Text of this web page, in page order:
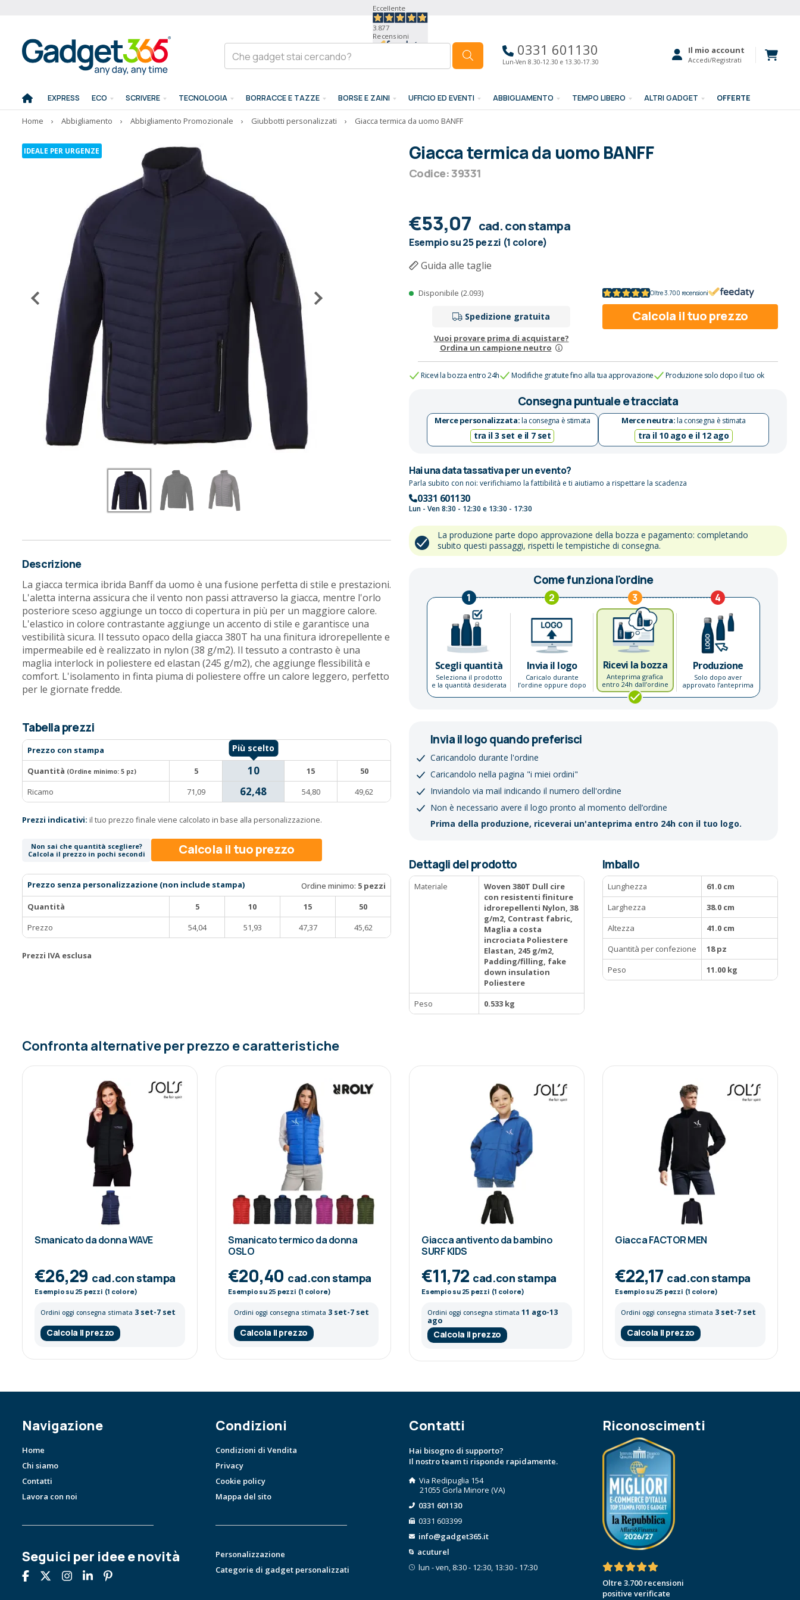
Eccellente
3.877
Recensioni
0331 601130
Lun-Ven 8.30-12.30 e 13.30-17.30
Il mio account
Accedi/Registrati
EXPRESS ECO SCRIVERE TECNOLOGIA BORRACCE E TAZZE BORSE E ZAINI UFFICIO ED EVENTI ABBIGLIAMENTO TEMPO LIBERO ALTRI GADGET OFFERTE
Home › Abbigliamento › Abbigliamento Promozionale › Giubbotti personalizzati › Giacca termica da uomo BANFF
IDEALE PER URGENZE
Descrizione
La giacca termica ibrida Banff da uomo è una fusione perfetta di stile e prestazioni.
L'aletta interna assicura che il vento non passi attraverso la giacca, mentre l'orlo
posteriore sceso aggiunge un tocco di copertura in più per un maggiore calore.
L'elastico in colore contrastante aggiunge un accento di stile e garantisce una
vestibilità sicura. Il tessuto opaco della giacca 380T ha una finitura idrorepellente e
impermeabile ed è realizzato in nylon (38 g/m2). Il tessuto a contrasto è una
maglia interlock in poliestere ed elastan (245 g/m2), che aggiunge flessibilità e
comfort. L'isolamento in finta piuma di poliestere offre un calore leggero, perfetto
per le giornate fredde.
Giacca termica da uomo BANFF
Codice: 39331
€53,07 cad. con stampa
Esempio su 25 pezzi (1 colore)
Guida alle taglie
Disponibile (2.093)
Spedizione gratuita
Vuoi provare prima di acquistare?
Ordina un campione neutro
Oltre 3.700 recensioni
Calcola il tuo prezzo
Ricevi la bozza entro 24h Modifiche gratuite fino alla tua approvazione Produzione solo dopo il tuo ok
Consegna puntuale e tracciata
Merce personalizzata:la consegna è stimata
tra il 3 set e il 7 set
Merce neutra:la consegna è stimata
tra il 10 ago e il 12 ago
Hai una data tassativa per un evento?
Parla subito con noi: verifichiamo la fattibilità e ti aiutiamo a rispettare la scadenza
0331 601130
Lun - Ven 8:30 - 12:30 e 13:30 - 17:30
La produzione parte dopo approvazione della bozza e pagamento: completando
subito questi passaggi, rispetti le tempistiche di consegna.
Come funziona l'ordine
1
Scegli quantità
Seleziona il prodotto
e la quantità desiderata
2
Invia il logo
Caricalo durante
l’ordine oppure dopo
3
Ricevi la bozza
Anteprima grafica
entro 24h dall’ordine
4
Produzione
Solo dopo aver
approvato l’anteprima
Tabella prezzi
Prezzo con stampa
Quantità (Ordine minimo: 5 pz) 5 10 15
50
Ricamo
71,09 62,48 54,80 49,62
Prezzi indicativi: il tuo prezzo finale viene calcolato in base alla personalizzazione.
Non sai che quantità scegliere?
Calcola il prezzo in pochi secondi
Calcola il tuo prezzo
Prezzo senza personalizzazione (non include stampa) Ordine minimo: 5 pezzi
Quantità
5 10 15
50
Prezzo
54,04 51,93 47,37 45,62
Prezzi IVA esclusa
Invia il logo quando preferisci
Caricandolo durante l'ordine
Caricandolo nella pagina "i miei ordini"
Inviandolo via mail indicando il numero dell'ordine
Non è necessario avere il logo pronto al momento dell’ordine
Prima della produzione, riceverai un'anteprima entro 24h con il tuo logo.
Dettagli del prodotto
Materiale
Woven 380T Dull cire
con resistenti finiture
idrorepellenti Nylon, 38
g/m2, Contrast fabric,
Maglia a costa
incrociata Poliestere
Elastan, 245 g/m2,
Padding/filling, fake
down insulation
Poliestere
Peso
0.533 kg
Imballo
Lunghezza
61.0 cm
Larghezza
38.0 cm
Altezza
41.0 cm
Quantità per confezione
18 pz
Peso
11.00 kg
Confronta alternative per prezzo e caratteristiche
Smanicato da donna WAVE
€26,29 cad.con stampa
Esempio su 25 pezzi (1 colore)
Ordini oggi consegna stimata 3 set-7 set
Calcola il prezzo
Smanicato termico da donna
OSLO
€20,40 cad.con stampa
Esempio su 25 pezzi (1 colore)
Ordini oggi consegna stimata 3 set-7 set
Calcola il prezzo
Giacca antivento da bambino
SURF KIDS
€11,72 cad.con stampa
Esempio su 25 pezzi (1 colore)
Ordini oggi consegna stimata 11 ago-13
ago
Calcola il prezzo
Giacca FACTOR MEN
€22,17 cad.con stampa
Esempio su 25 pezzi (1 colore)
Ordini oggi consegna stimata 3 set-7 set
Calcola il prezzo
Navigazione
Home
Chi siamo
Contatti
Lavora con noi
Seguici per idee e novità
Condizioni
Condizioni di Vendita
Privacy
Cookie policy
Mappa del sito
Personalizzazione
Categorie di gadget personalizzati
Contatti
Hai bisogno di supporto?
Il nostro team ti risponde rapidamente.
Via Redipuglia 154
21055 Gorla Minore (VA)
0331 601130
0331 603399
info@gadget365.it
acuturel
lun - ven, 8:30 - 12:30, 13:30 - 17:30
Riconoscimenti
Oltre 3.700 recensioni
positive verificate